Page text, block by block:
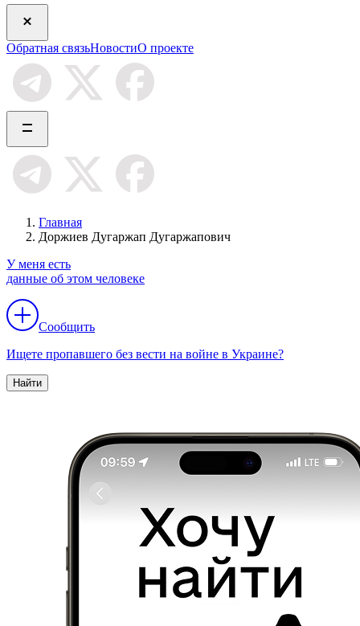
Обратная связьНовостиО проекте
Главная
Доржиев Дугаржап Дугаржапович
У меня есть
данные об этом человеке
Сообщить
Ищете пропавшего без вести на войне в Украине?
Найти